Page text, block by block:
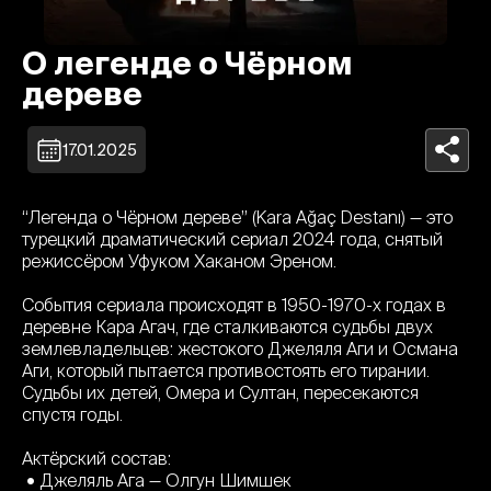
О легенде о Чёрном
дереве
17.01.2025
“Легенда о Чёрном дереве” (Kara Ağaç Destanı) — это
турецкий драматический сериал 2024 года, снятый
режиссёром Уфуком Хаканом Эреном.
События сериала происходят в 1950-1970-х годах в
деревне Кара Агач, где сталкиваются судьбы двух
землевладельцев: жестокого Джеляля Аги и Османа
Аги, который пытается противостоять его тирании.
Судьбы их детей, Омера и Султан, пересекаются
спустя годы.
Актёрский состав:
• Джеляль Ага — Олгун Шимшек